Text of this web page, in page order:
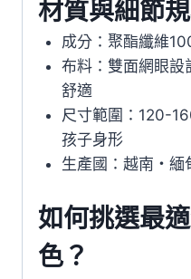
材質與細節
成分：聚酯纖維
布料：雙面網眼設
舒適
尺寸範圍：120-
孩子身形
生產國：越南・緬
如何挑選最
色？